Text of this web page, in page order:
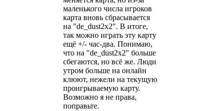
маленького числа игроков
карта вновь сбрасывается
на "de_dust2x2". В итоге,
так можно играть эту карту
ещё +/- час-два. Понимаю,
что на "de_dust2x2" больше
сбегаются, но всё же. Люди
утром больше на онлайн
клюют, нежели на текущую
проигрываемую карту.
Возможно я не права,
поправьте.